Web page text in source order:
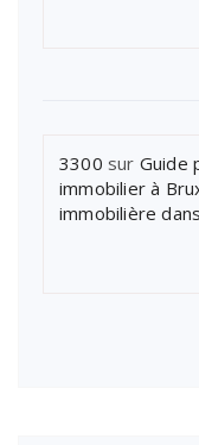
3300 sur Guide
immobilier à
immobilière